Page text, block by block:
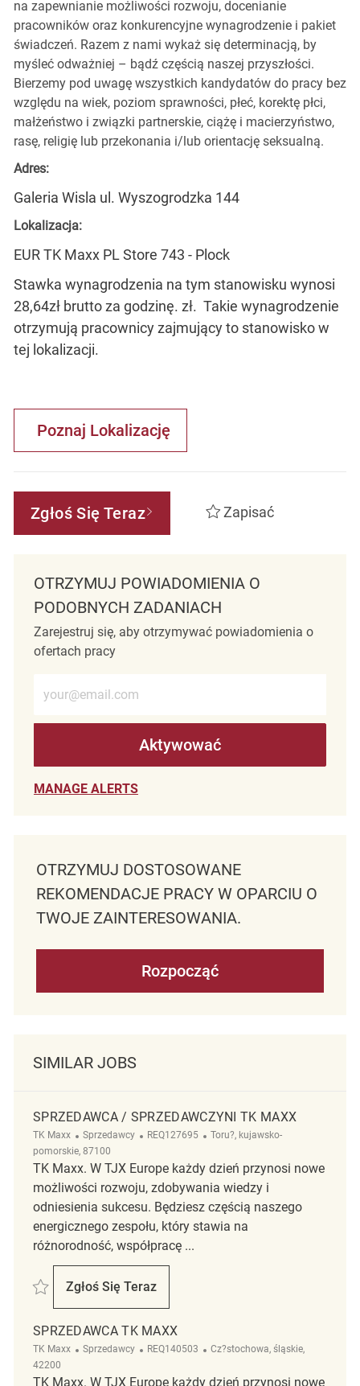
na zapewnianie możliwości rozwoju, docenianie
pracowników oraz konkurencyjne wynagrodzenie i pakiet
świadczeń. Razem z nami wykaż się determinacją, by
myśleć odważniej – bądź częścią naszej przyszłości.
Bierzemy pod uwagę wszystkich kandydatów do pracy bez
względu na wiek, poziom sprawności, płeć, korektę płci,
małżeństwo i związki partnerskie, ciążę i macierzyństwo,
rasę, religię lub przekonania i/lub orientację seksualną.
Adres:
Galeria Wisla ul. Wyszogrodzka 144
Lokalizacja:
EUR TK Maxx PL Store 743 - Plock
Stawka wynagrodzenia na tym stanowisku wynosi
28,64zł brutto za godzinę. zł. Takie wynagrodzenie
otrzymują pracownicy zajmujący to stanowisko w
tej lokalizacji.
Poznaj Lokalizację
Zgłoś Się Teraz Zapisać
OTRZYMUJ POWIADOMIENIA O
PODOBNYCH ZADANIACH
Zarejestruj się, aby otrzymywać powiadomienia o
ofertach pracy
Aktywować
MANAGE ALERTS
OTRZYMUJ DOSTOSOWANE
REKOMENDACJE PRACY W OPARCIU O
TWOJE ZAINTERESOWANIA.
Rozpocząć
SIMILAR JOBS
SPRZEDAWCA / SPRZEDAWCZYNI TK MAXX
TK Maxx Kategoria
Sprzedawcy ReqId
REQ127695 Lokalizacja
Toru?, kujawsko-
pomorskie, 87100
TK Maxx. W TJX Europe każdy dzień przynosi nowe
możliwości rozwoju, zdobywania wiedzy i
odniesienia sukcesu. Będziesz częścią naszego
energicznego zespołu, który stawia na
różnorodność, współpracę ...
Zapisać Sprzedawca / Sprzedawczyni TK Maxx REQ127695
Zgłoś Się Teraz
Sprzedawca / Sprzedawczyni TK Maxx
SPRZEDAWCA TK MAXX
TK Maxx Kategoria
Sprzedawcy ReqId
REQ140503 Lokalizacja
Cz?stochowa, śląskie,
42200
TK Maxx. W TJX Europe każdy dzień przynosi nowe